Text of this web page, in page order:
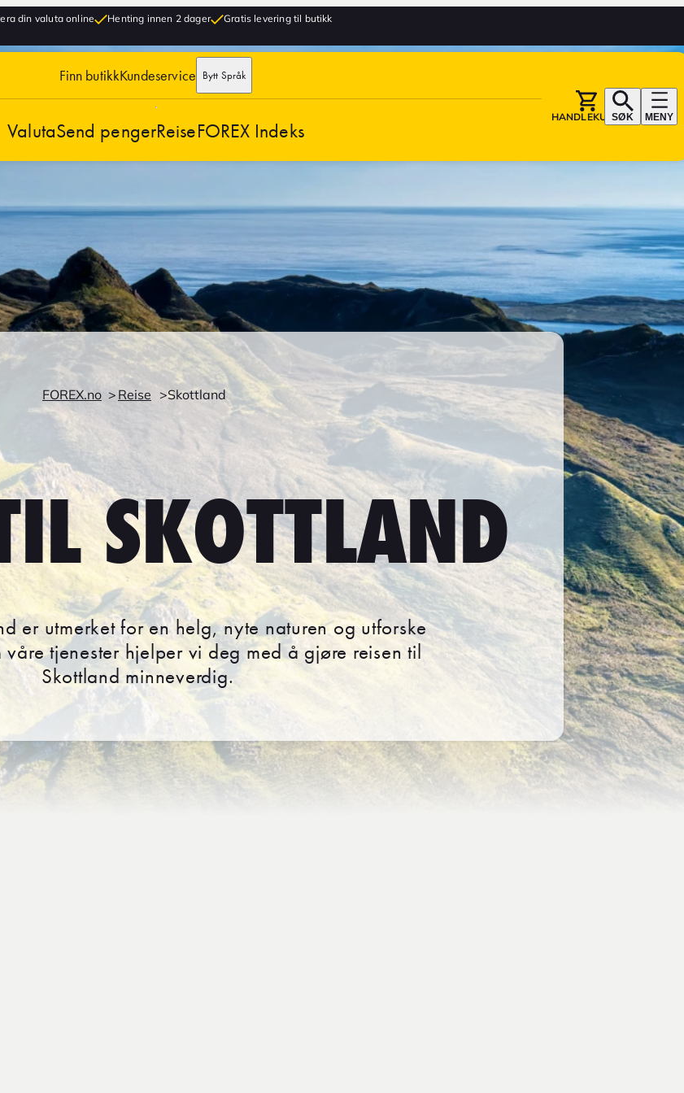
din valuta online Henting innen 2 dager Gratis levering til butikk
Finn butikkKundeservice Bytt Språk
ValutaSend pengerReiseFOREX Indeks
HANDLEKURVSØK MENY
FOREX.no Reise Skottland
SKOTTLAND
er utmerket for en helg, nyte naturen og utforske
tjenester hjelper vi deg med å gjøre reisen til
Skottland minneverdig.